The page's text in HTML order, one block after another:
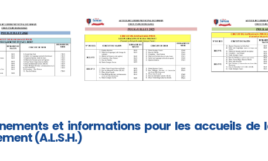
et informations pour les accueils de
(A.L.S.H.)